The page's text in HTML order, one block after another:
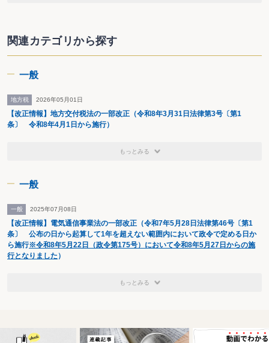
関連カテゴリから探す
一般
地方税 2026年05月01日
【改正情報】地方交付税法の一部改正（令和8年3月31日法律第3号〔第1
条〕 令和8年4月1日から施行）
もっとみる
一般
一般 2025年07月08日
【改正情報】電気通信事業法の一部改正（令和7年5月28日法律第46号〔第1
条〕 公布の日から起算して1年を超えない範囲内において政令で定める日か
ら施行※令和8年5月22日（政令第175号）において令和8年5月27日からの施
行となりました ）
もっとみる